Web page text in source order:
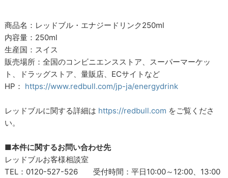
商品名：レッドブル・エナジードリンク250ml
内容量：250ml
生産国：スイス
販売場所：全国のコンビニエンスストア、スーパーマーケッ
ト、ドラッグストア、量販店、ECサイトなど
HP： https://www.redbull.com/jp-ja/energydrink
レッドブルに関する詳細は https://redbull.com をご覧くださ
い。
■本件に関するお問い合わせ先
レッドブルお客様相談室
TEL：0120-527-526 受付時間：平日10:00～12:00、13:00